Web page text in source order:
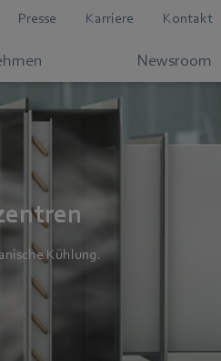
Presse Karriere Kontakt
Newsroom
Kühlung.